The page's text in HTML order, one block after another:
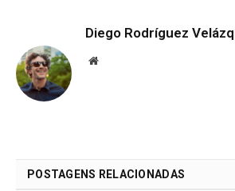
Diego Rodríguez
Website
POSTAGENS RELACIONADAS